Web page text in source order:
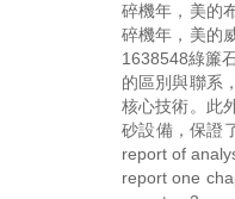
碎機年，美的
碎機年，美的
1638548綠簾
的區別與聯系
核心技術。此
砂設備，保證
report of
report one